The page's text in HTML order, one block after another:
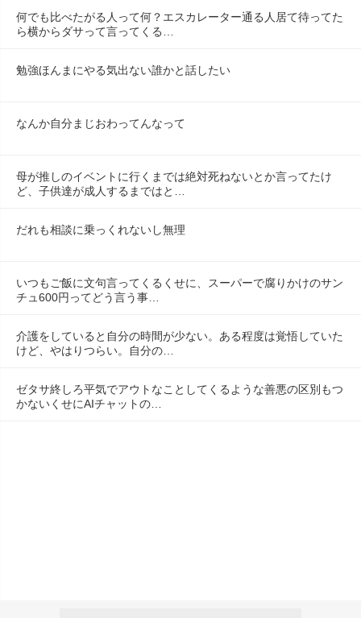
何でも比べたがる人って何？エスカレーター通る人居て待ってた
ら横からダサって言ってくる…
勉強ほんまにやる気出ない誰かと話したい
なんか自分まじおわってんなって
母が推しのイベントに行くまでは絶対死ねないとか言ってたけ
ど、子供達が成人するまではと…
だれも相談に乗っくれないし無理
いつもご飯に文句言ってくるくせに、スーパーで腐りかけのサン
チュ600円ってどう言う事…
介護をしていると自分の時間が少ない。ある程度は覚悟していた
けど、やはりつらい。自分の…
ゼタサ終しろ平気でアウトなことしてくるような善悪の区別もつ
かないくせにAIチャットの…